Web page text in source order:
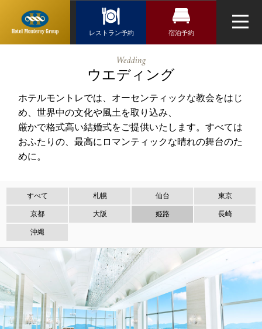
宿泊予約
レストラン予約
Wedding
ウエディング
ホテルモントレでは、オーセンティックな教会をはじ
め、世界中の文化や風土を取り込み、
厳かで格式高い結婚式をご提供いたします。すべては
おふたりの、最高にロマンティックな晴れの舞台のた
めに。
すべて 札幌 仙台 東京
京都 大阪 姫路 長崎
沖縄
トップページ
レストラン
スパ
ウエディング
お問い合せ
オンラインショップ
ユー
チュ
ーブ
イン
スタ
グラ
ム
ファ
イス
ブッ
ク
クラブモントレ
求人情報
宿泊検索
航空券＋宿泊検索
ホテル選択
チェックアウト
室数
1室
チェックイン日がお決まりでない方
Reservation
レストラン予約
関東
近畿